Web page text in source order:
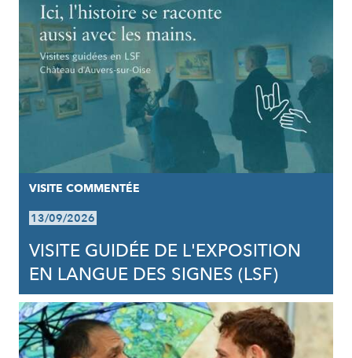
VISITE COMMENTÉE
13/09/2026
VISITE GUIDÉE DE L'EXPOSITION
EN LANGUE DES SIGNES (LSF)